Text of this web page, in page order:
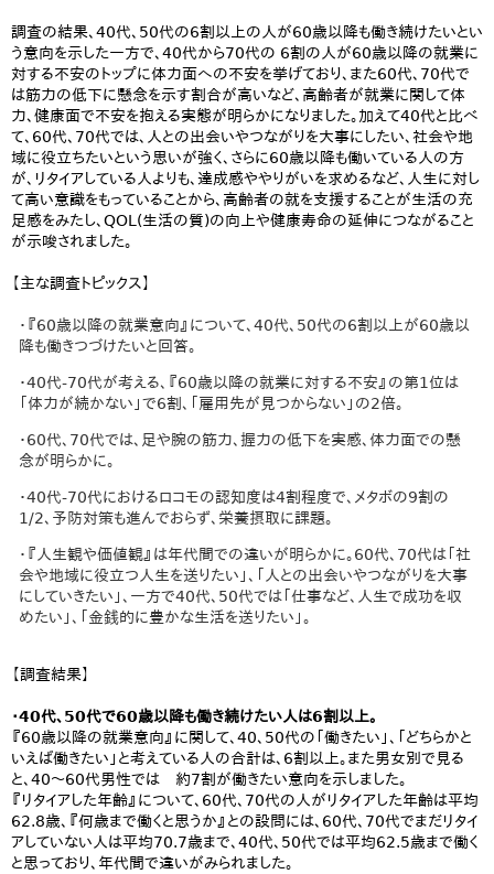
調査の結果、40代、50代の6割以上の人が60歳以降も働き続けたいとい
う意向を示した一方で、40代から70代の 6割の人が60歳以降の就業に
対する不安のトップに体力面への不安を挙げており、また60代、70代で
は筋力の低下に懸念を示す割合が高いなど、高齢者が就業に関して体
力、健康面で不安を抱える実態が明らかになりました。加えて40代と比べ
て、60代、70代では、人との出会いやつながりを大事にしたい、社会や地
域に役立ちたいという思いが強く、さらに60歳以降も働いている人の方
が、リタイアしている人よりも、達成感ややりがいを求めるなど、人生に対し
て高い意識をもっていることから、高齢者の就を支援することが生活の充
足感をみたし、QOL(生活の質)の向上や健康寿命の延伸につながること
が示唆されました。
【主な調査トピックス】
・『60歳以降の就業意向』について、40代、50代の6割以上が60歳以
降も働きつづけたいと回答。
・40代-70代が考える、『60歳以降の就業に対する不安』の第1位は
「体力が続かない」で6割、「雇用先が見つからない」の2倍。
・60代、70代では、足や腕の筋力、握力の低下を実感、体力面での懸
念が明らかに。
・40代-70代におけるロコモの認知度は4割程度で、メタボの9割の
1/2、予防対策も進んでおらず、栄養摂取に課題。
・『人生観や価値観』は年代間での違いが明らかに。60代、70代は「社
会や地域に役立つ人生を送りたい」、「人との出会いやつながりを大事
にしていきたい」、一方で40代、50代では「仕事など、人生で成功を収
めたい」、「金銭的に豊かな生活を送りたい」。
【調査結果】
・40代、50代で60歳以降も働き続けたい人は6割以上。
『60歳以降の就業意向』に関して、40、50代の「働きたい」、「どちらかと
いえば働きたい」と考えている人の合計は、6割以上。また男女別で見る
と、40～60代男性では 約7割が働きたい意向を示しました。
『リタイアした年齢』について、60代、70代の人がリタイアした年齢は平均
62.8歳、『何歳まで働くと思うか』との設問には、60代、70代でまだリタイ
アしていない人は平均70.7歳まで、40代、50代では平均62.5歳まで働く
と思っており、年代間で違いがみられました。